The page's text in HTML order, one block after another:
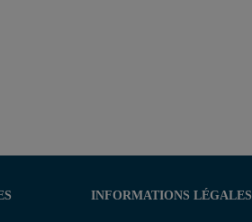
INFORMATIONS LÉGALES